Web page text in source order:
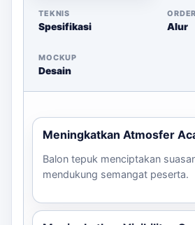
TEKNIS
Spesifikasi
ORDER
Alur
MOCKUP
Desain
Meningkatkan Atmosfer
Balon tepuk menciptakan
mendukung semangat peserta.